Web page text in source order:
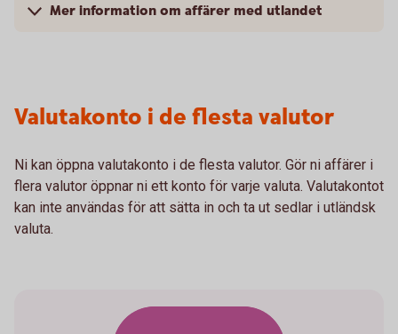
Mer information om affärer med utlandet
Valutakonto i de flesta valutor
Ni kan öppna valutakonto i de flesta valutor. Gör ni affärer i
flera valutor öppnar ni ett konto för varje valuta. Valutakontot
kan inte användas för att sätta in och ta ut sedlar i utländsk
valuta.